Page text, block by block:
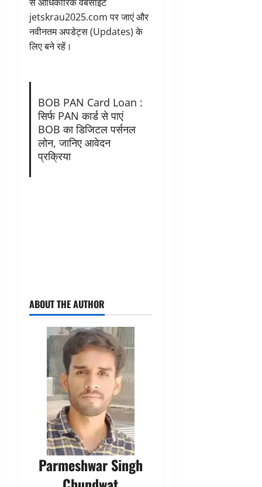
jetskrau2025.com पर जाएं और
नवीनतम अपडेट्स (Updates) के
लिए बने रहें।
BOB PAN Card Loan :
सिर्फ PAN कार्ड से पाएं
BOB का डिजिटल पर्सनल
लोन, जानिए आवेदन
प्रक्रिया
ABOUT THE AUTHOR
Parmeshwar Singh